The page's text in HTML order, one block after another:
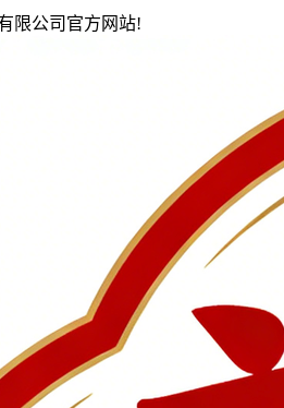
限公司官方网站!